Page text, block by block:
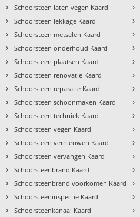
› Schoorsteen laten vegen Kaard
› Schoorsteen lekkage Kaard
› Schoorsteen metselen Kaard
› Schoorsteen onderhoud Kaard
› Schoorsteen plaatsen Kaard
› Schoorsteen renovatie Kaard
› Schoorsteen reparatie Kaard
› Schoorsteen schoonmaken Kaard
› Schoorsteen techniek Kaard
› Schoorsteen vegen Kaard
› Schoorsteen vernieuwen Kaard
› Schoorsteen vervangen Kaard
› Schoorsteenbrand Kaard
› Schoorsteenbrand voorkomen Kaard
› Schoorsteeninspectie Kaard
› Schoorsteenkanaal Kaard
›
›
›
›
›
›
›
›
›
›
›
›
›
›
›
›